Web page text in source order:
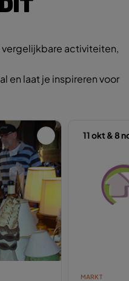
activiteiten,
en laat je inspireren voor
11 okt & 8
MARKT